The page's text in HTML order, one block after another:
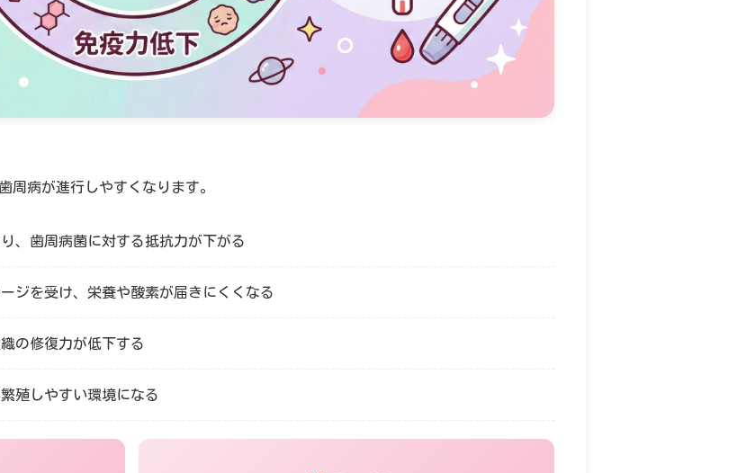
周病が進行しやすくなります。
歯周病菌に対する抵抗力が下がる
を受け、栄養や酸素が届きにくくなる
の修復力が低下する
殖しやすい環境になる